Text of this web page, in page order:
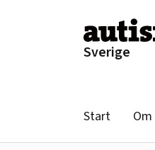
Sverige
Start